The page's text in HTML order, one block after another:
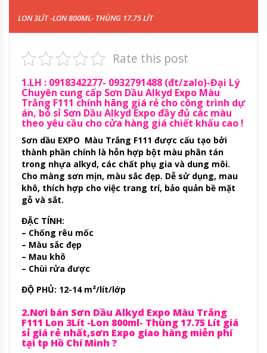
LON 3LÍT -LON 800ML- THÙNG 17.75 LÍT
Rate this post
1.LH : 0918342277- 0932791488 (đt/zalo)-Đại Lý
Chuyên cung cấp Sơn Dầu Alkyd Expo Màu
Trắng F111 chính hãng giá rẻ cho công trình dự
án, bỏ sỉ Sơn Dầu Alkyd Expo đầy đủ các màu
theo yêu cầu cho cửa hàng giá chiết khấu cao !
Sơn dầu EXPO Màu Trắng F111 được cấu tạo bởi
thành phần chính là hỗn hợp bột màu phân tán
trong nhựa alkyd, các chất phụ gia và dung môi.
Cho màng sơn mịn, màu sắc đẹp. Dễ sử dụng, mau
khô, thích hợp cho việc trang trí, bảo quản bề mặt
gỗ và sắt.
ĐẶC TÍNH:
– Chống rêu mốc
– Màu sắc đẹp
– Mau khô
– Chùi rửa được
ĐỘ PHỦ: 12-14 m²/lít/lớp
2.Nơi bán Sơn Dầu Alkyd Expo Màu Trắng
F111 Lon 3Lít -Lon 800ml- Thùng 17.75 Lít giá
sỉ giá rẻ nhất,sơn Expo giao hàng miễn phí
tại tp Hồ Chí Minh ?